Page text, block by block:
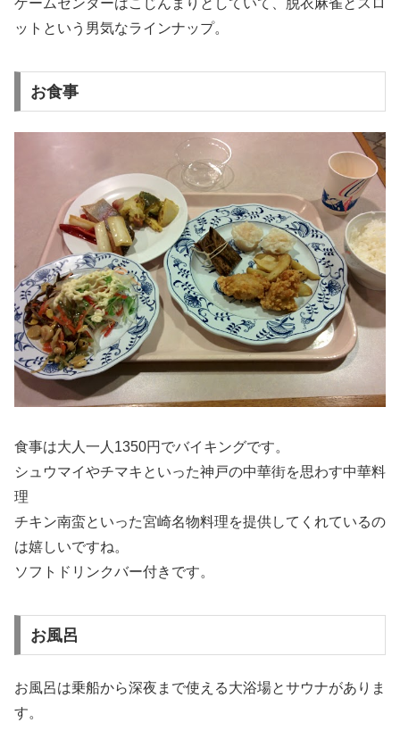
ゲームセンターはこじんまりとしていて、脱衣麻雀とスロ
ットという男気なラインナップ。
お食事
食事は大人一人1350円でバイキングです。
シュウマイやチマキといった神戸の中華街を思わす中華料
理
チキン南蛮といった宮崎名物料理を提供してくれているの
は嬉しいですね。
ソフトドリンクバー付きです。
お風呂
お風呂は乗船から深夜まで使える大浴場とサウナがありま
す。